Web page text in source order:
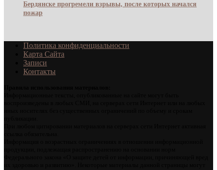
Бердянске прогремели взрывы, после которых начался
пожар
Политика конфиденциальности
Карта Сайта
Записи
Контакты